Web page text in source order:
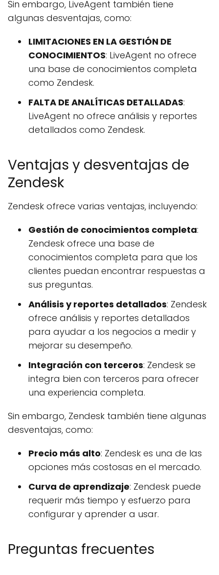
Sin embargo, LiveAgent también tiene
algunas desventajas, como:
LIMITACIONES EN LA GESTIÓN DE
CONOCIMIENTOS: LiveAgent no ofrece
una base de conocimientos completa
como Zendesk.
FALTA DE ANALÍTICAS DETALLADAS:
LiveAgent no ofrece análisis y reportes
detallados como Zendesk.
Ventajas y desventajas de
Zendesk
Zendesk ofrece varias ventajas, incluyendo:
Gestión de conocimientos completa:
Zendesk ofrece una base de
conocimientos completa para que los
clientes puedan encontrar respuestas a
sus preguntas.
Análisis y reportes detallados: Zendesk
ofrece análisis y reportes detallados
para ayudar a los negocios a medir y
mejorar su desempeño.
Integración con terceros: Zendesk se
integra bien con terceros para ofrecer
una experiencia completa.
Sin embargo, Zendesk también tiene algunas
desventajas, como:
Precio más alto: Zendesk es una de las
opciones más costosas en el mercado.
Curva de aprendizaje: Zendesk puede
requerir más tiempo y esfuerzo para
configurar y aprender a usar.
Preguntas frecuentes